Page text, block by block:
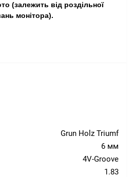
(залежить від роздільної
монітора).
Grun Holz Triumf
6 мм
4V-Groove
1.83